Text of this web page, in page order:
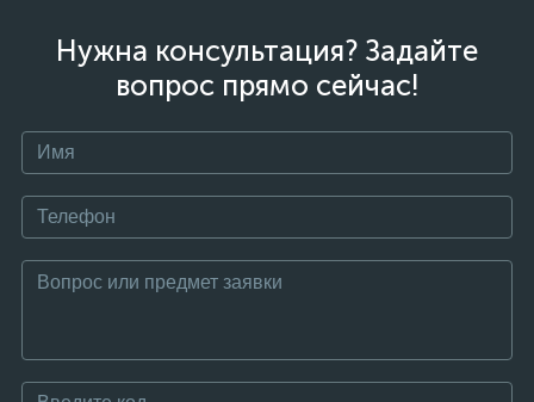
Нужна консультация? Задайте
вопрос прямо сейчас!